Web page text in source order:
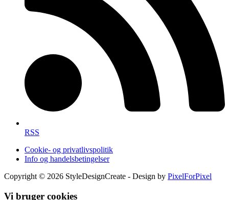
RSS
Cookie- og privatlivspolitik
Info og handelsbetingelser
Copyright © 2026 StyleDesignCreate - Design by PixelForPixel
Vi bruger cookies